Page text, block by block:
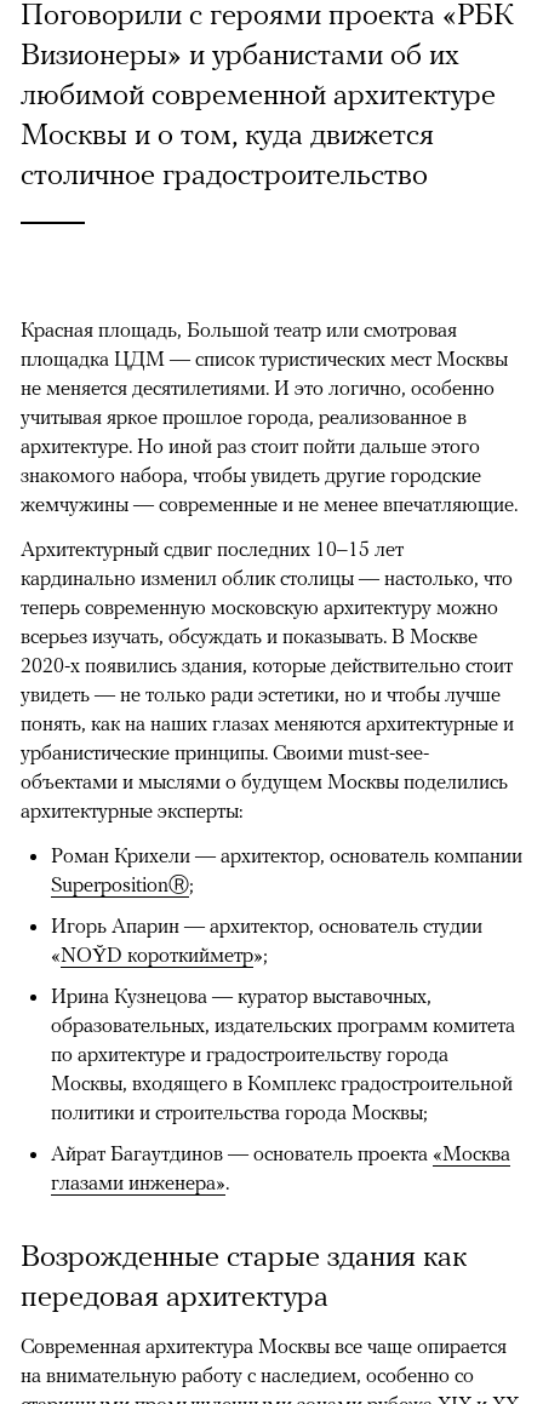
Поговорили с героями проекта «РБК
Визионеры» и урбанистами об их
любимой современной архитектуре
Москвы и о том, куда движется
столичное градостроительство
Красная площадь, Большой театр или смотровая
площадка ЦДМ — список туристических мест Москвы
не меняется десятилетиями. И это логично, особенно
учитывая яркое прошлое города, реализованное в
архитектуре. Но иной раз стоит пойти дальше этого
знакомого набора, чтобы увидеть другие городские
жемчужины — современные и не менее впечатляющие.
Архитектурный сдвиг последних 10–15 лет
кардинально изменил облик столицы — настолько, что
теперь современную московскую архитектуру можно
всерьез изучать, обсуждать и показывать. В Москве
2020-х появились здания, которые действительно стоит
увидеть — не только ради эстетики, но и чтобы лучше
понять, как на наших глазах меняются архитектурные и
урбанистические принципы. Своими must-see-
объектами и мыслями о будущем Москвы поделились
архитектурные эксперты:
Роман Крихели — архитектор, основатель компании
SuperpositionⓇ;
Игорь Апарин — архитектор, основатель студии
«NOῨD короткийметр»;
Ирина Кузнецова — куратор выставочных,
образовательных, издательских программ комитета
по архитектуре и градостроительству города
Москвы, входящего в Комплекс градостроительной
политики и строительства города Москвы;
Айрат Багаутдинов — основатель проекта «Москва
глазами инженера».
Возрожденные старые здания как
передовая архитектура
Современная архитектура Москвы все чаще опирается
на внимательную работу с наследием, особенно со